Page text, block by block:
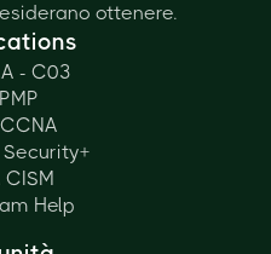
ottenere.
- C03
CISM
Help